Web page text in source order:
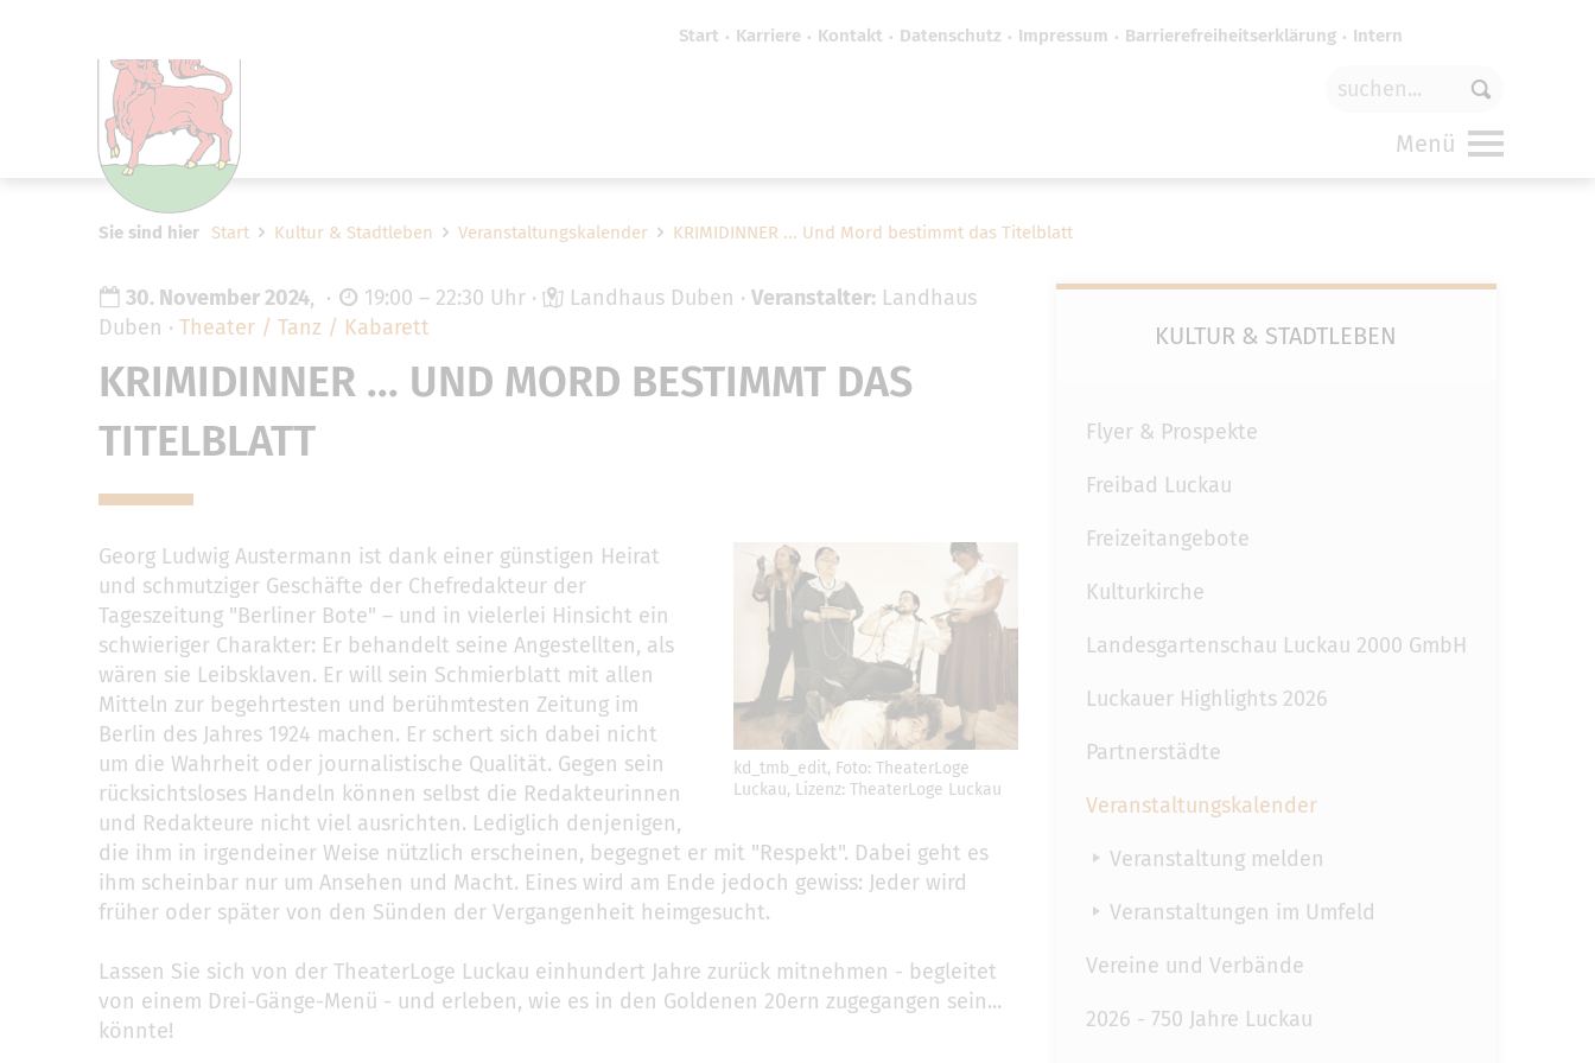
Start Karriere Kontakt Datenschutz Impressum Barrierefreiheitserklärung Intern
Menü
Sie sind hier Start Kultur & Stadtleben Veranstaltungskalender KRIMIDINNER ... Und Mord bestimmt das Titelblatt
30. November 2024, 19:00 – 22:30 Uhr Landhaus Duben Veranstalter: Landhaus
Duben
Theater / Tanz / Kabarett
KRIMIDINNER ... UND MORD BESTIMMT DAS
TITELBLATT
kd_tmb_edit, Foto: TheaterLoge
Luckau, Lizenz: TheaterLoge Luckau
Georg Ludwig Austermann ist dank einer günstigen Heirat
und schmutziger Geschäfte der Chefredakteur der
Tageszeitung "Berliner Bote" – und in vielerlei Hinsicht ein
schwieriger Charakter: Er behandelt seine Angestellten, als
wären sie Leibsklaven. Er will sein Schmierblatt mit allen
Mitteln zur begehrtesten und berühmtesten Zeitung im
Berlin des Jahres 1924 machen. Er schert sich dabei nicht
um die Wahrheit oder journalistische Qualität. Gegen sein
rücksichtsloses Handeln können selbst die Redakteurinnen
und Redakteure nicht viel ausrichten. Lediglich denjenigen,
die ihm in irgendeiner Weise nützlich erscheinen, begegnet er mit "Respekt". Dabei geht es
ihm scheinbar nur um Ansehen und Macht. Eines wird am Ende jedoch gewiss: Jeder wird
früher oder später von den Sünden der Vergangenheit heimgesucht.
Lassen Sie sich von der TheaterLoge Luckau einhundert Jahre zurück mitnehmen - begleitet
von einem Drei-Gänge-Menü - und erleben, wie es in den Goldenen 20ern zugegangen sein...
könnte!
KULTUR & STADTLEBEN
Flyer & Prospekte
Freibad Luckau
Freizeitangebote
Kulturkirche
Landesgartenschau Luckau 2000 GmbH
Luckauer Highlights 2026
Partnerstädte
Veranstaltungskalender
Veranstaltung melden
Veranstaltungen im Umfeld
Vereine und Verbände
2026 - 750 Jahre Luckau
in den